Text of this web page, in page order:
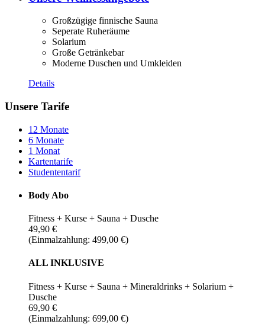
Großzügige finnische Sauna
Seperate Ruheräume
Solarium
Große Getränkebar
Moderne Duschen und Umkleiden
Details
Unsere Tarife
12 Monate
6 Monate
1 Monat
Kartentarife
Studententarif
Body Abo
Fitness + Kurse + Sauna + Dusche
49,90 €
(Einmalzahlung: 499,00 €)
ALL INKLUSIVE
Fitness + Kurse + Sauna + Mineraldrinks + Solarium +
Dusche
69,90 €
(Einmalzahlung: 699,00 €)